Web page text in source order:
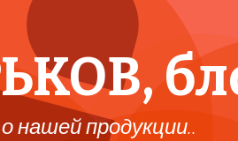
нашей продукции..